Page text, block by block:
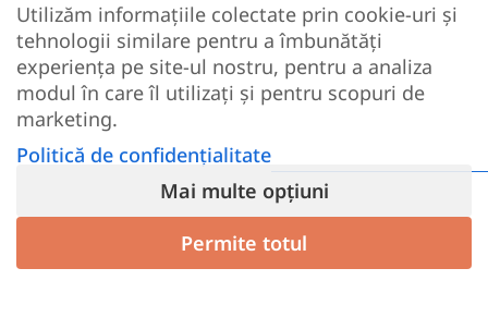
6 Place Saint Sulpice
Colecția de parfumuriLe Vestiaire des
Parfums Oriental Collection
Utilizăm informațiile colectate prin cookie-uri și
tehnologii similare pentru a îmbunătăți
experiența pe site-ul nostru, pentru a analiza
modul în care îl utilizați și pentru scopuri de
marketing.
Politică de confidențialitate
Mai multe opțiuni
Permite totul